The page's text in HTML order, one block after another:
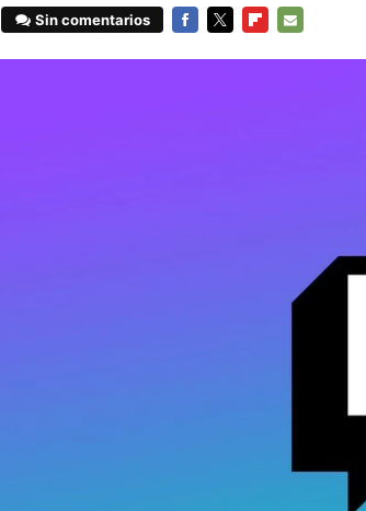
Sin comentarios